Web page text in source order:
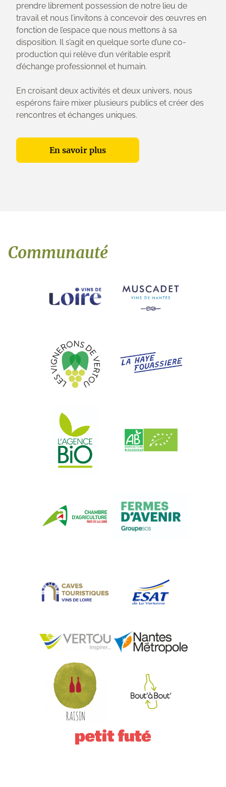
prendre librement possession de notre lieu de
travail et nous l’invitons à concevoir des œuvres en
fonction de l’espace que nous mettons à sa
disposition. Il s’agit en quelque sorte d’une co-
production qui relève d’un véritable esprit
d’échange professionnel et humain.
En croisant deux activités et deux univers, nous
espérons faire mixer plusieurs publics et créer des
rencontres et échanges uniques.
En savoir plus
Communauté